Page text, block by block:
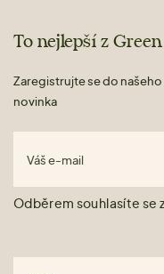
To nejlepší z
Zaregistrujte se do
novinka
Váš e-mail
Odběrem souhlasíte se